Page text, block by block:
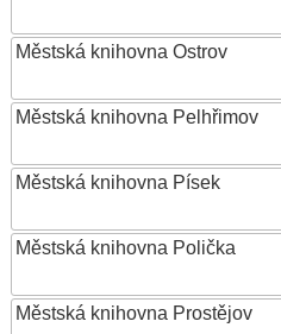
Městská knihovna Ostrov
Městská knihovna Pelhřimov
Městská knihovna Písek
Městská knihovna Polička
Městská knihovna Prostějov